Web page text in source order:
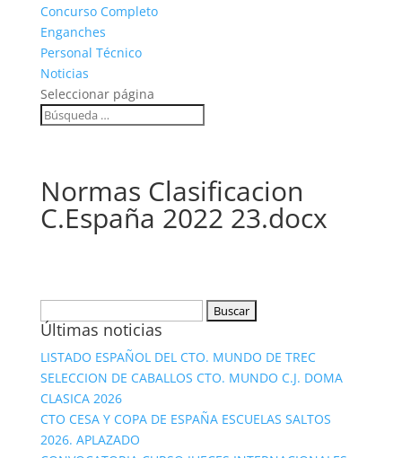
Concurso Completo
Enganches
Personal Técnico
Noticias
Seleccionar página
Normas Clasificacion
C.España 2022 23.docx
Últimas noticias
LISTADO ESPAÑOL DEL CTO. MUNDO DE TREC
SELECCION DE CABALLOS CTO. MUNDO C.J. DOMA
CLASICA 2026
CTO CESA Y COPA DE ESPAÑA ESCUELAS SALTOS
2026. APLAZADO